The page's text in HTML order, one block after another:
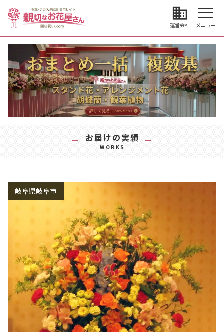
business
運営会社 メニュー
お届けの実績
WORKS
岐阜県岐阜市